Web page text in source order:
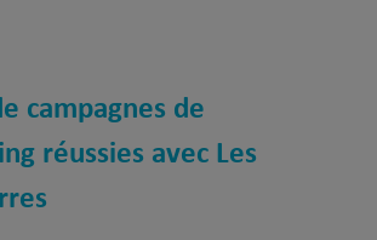
campagnes de
réussies avec Les